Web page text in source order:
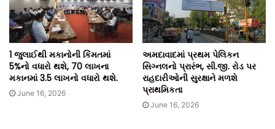
1 જુલાઈથી મકાનોની કિંમતમાં
5%નો વધારો થશે, 70 લાખના
મકાનમાં 3.5 લાખનો વધારો થશે.
June 16, 2026
અમદાવાદમાં પ્રથમ પેલિકન
સિગ્નલનો પ્રારંભ, સી.જી. રોડ પર
રાહદારીઓની સુરક્ષાને મળશે
પ્રાથમિકતા
June 16, 2026